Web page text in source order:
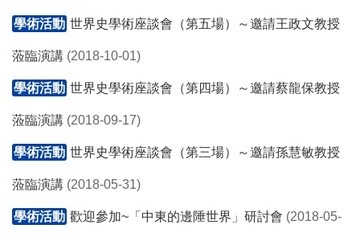
學術活動 世界史學術座談會（第五場）～邀請王政文教授
蒞臨演講 (2018-10-01)
學術活動 世界史學術座談會（第四場）～邀請蔡龍保教授
蒞臨演講 (2018-09-17)
學術活動 世界史學術座談會（第三場）～邀請孫慧敏教授
蒞臨演講 (2018-05-31)
學術活動 歡迎參加~「中東的邊陲世界」研討會 (2018-05-